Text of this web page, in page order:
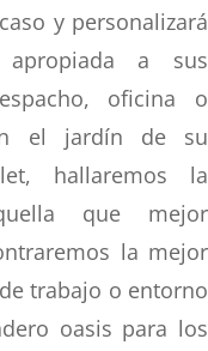
y personalizará
a sus
oficina o
el jardín de su
hallaremos la
que mejor
la mejor
trabajo o entorno
oasis para los